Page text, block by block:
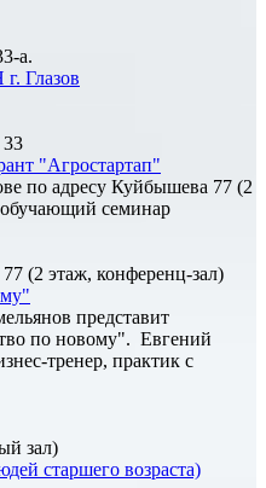
а.
Глазов
33
"Агростартап"
по адресу Куйбышева 77 (2
обучающий семинар
(2 этаж, конференц-зал)
представит
по новому". Евгений
тренер, практик с
зал)
старшего возраста)